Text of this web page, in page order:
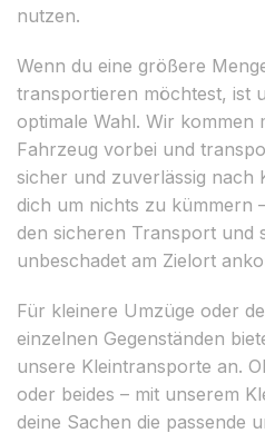
nutzen.
Wenn du eine größere
transportieren möchtest, ist
optimale Wahl. Wir kommen
Fahrzeug vorbei und
sicher und zuverlässig nach
dich um nichts zu kümmern
den sicheren Transport und
unbeschadet am Zielort
Für kleinere Umzüge oder
einzelnen Gegenständen
unsere Kleintransporte an.
oder beides – mit unserem
deine Sachen die passende